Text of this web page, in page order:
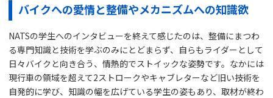
バイクへの愛情と整備やメカニズムへの知識欲
NATSの学生へのインタビューを終えて感じたのは、整備にまつわ
る専門知識と技術を学ぶのみにとどまらず、自らもライダーとして
日々バイクと向き合う、情熱的でストイックな姿勢です。なかには
現行車の領域を超えて2ストロークやキャブレターなど旧い技術を
自発的に学び、知識の幅を広げている学生の姿もあり、取材が終わ